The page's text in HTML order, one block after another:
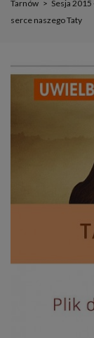
Tarnów > Sesja
serce naszego Taty